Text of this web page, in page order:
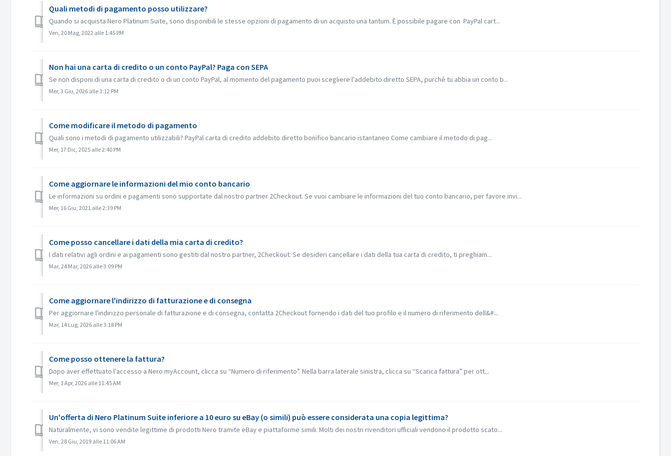
Quali metodi di pagamento posso utilizzare?
Quando si acquista Nero Platinum Suite, sono disponibili le stesse opzioni di pagamento di un acquisto una tantum. È possibile pagare con PayPal cart...
Ven, 20 Mag, 2022 alle 1:45 PM
Non hai una carta di credito o un conto PayPal? Paga con SEPA
Se non disponi di una carta di credito o di un conto PayPal, al momento del pagamento puoi scegliere l'addebito diretto SEPA, purché tu abbia un conto b...
Mer, 3 Giu, 2026 alle 3:12 PM
Come modificare il metodo di pagamento
Quali sono i metodi di pagamento utilizzabili? PayPal carta di credito addebito diretto bonifico bancario istantaneo Come cambiare il metodo di pag...
Mer, 17 Dic, 2025 alle 2:40 PM
Come aggiornare le informazioni del mio conto bancario
Le informazioni su ordini e pagamenti sono supportate dal nostro partner 2Checkout. Se vuoi cambiare le informazioni del tuo conto bancario, per favore invi...
Mer, 16 Giu, 2021 alle 2:39 PM
Come posso cancellare i dati della mia carta di credito?
I dati relativi agli ordini e ai pagamenti sono gestiti dal nostro partner, 2Checkout. Se desideri cancellare i dati della tua carta di credito, ti preghiam...
Mar, 24 Mar, 2026 alle 3:09 PM
Come aggiornare l'indirizzo di fatturazione e di consegna
Per aggiornare l'indirizzo personale di fatturazione e di consegna, contatta 2Checkout fornendo i dati del tuo profilo e il numero di riferimento dell&#...
Mar, 14 Lug, 2026 alle 3:18 PM
Come posso ottenere la fattura?
Dopo aver effettuato l'accesso a Nero myAccount, clicca su “Numero di riferimento”. Nella barra laterale sinistra, clicca su “Scarica fattura” per ott...
Mer, 1 Apr, 2026 alle 11:45 AM
Un'offerta di Nero Platinum Suite inferiore a 10 euro su eBay (o simili) può essere considerata una copia legittima?
Naturalmente, vi sono vendite legittime di prodotti Nero tramite eBay e piattaforme simili. Molti dei nostri rivenditori ufficiali vendono il prodotto scato...
Ven, 28 Giu, 2019 alle 11:06 AM